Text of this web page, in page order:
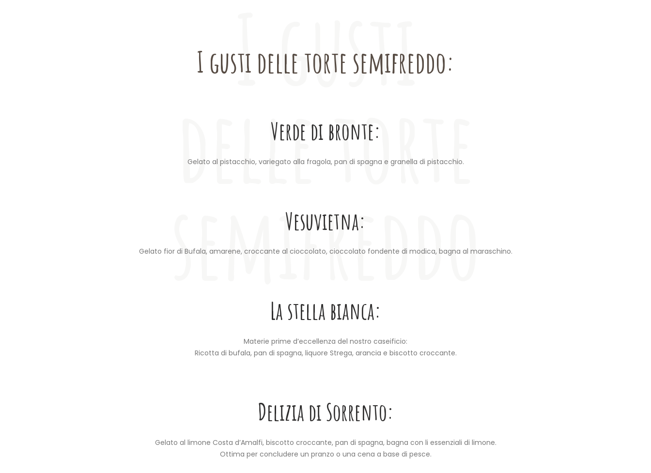
semifreddo
I gusti
delle torte
semifreddo
I gusti delle torte semifreddo:
Verde di bronte:
Gelato al pistacchio, variegato alla fragola, pan di spagna e granella di pistacchio.
Vesuvietna:
Gelato fior di Bufala, amarene, croccante al cioccolato, cioccolato fondente di modica, bagna al maraschino.
La stella bianca:
Materie prime d’eccellenza del nostro caseificio:
Ricotta di bufala, pan di spagna, liquore Strega, arancia e biscotto croccante.
Delizia di Sorrento:
Gelato al limone Costa d’Amalfi, biscotto croccante, pan di spagna, bagna con li essenziali di limone.
Ottima per concludere un pranzo o una cena a base di pesce.